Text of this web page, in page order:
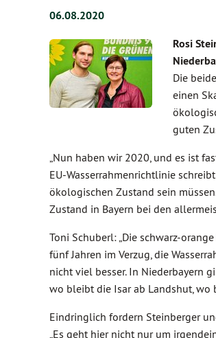
06.08.2020
Rosi
Die
einen
guten
„Nun haben wir 2020, und es ist
EU-Wasserrahmenrichtlinie
ökologischen Zustand sein
Zustand in Bayern bei den
Toni Schuberl: „Die schwarz-
fünf Jahren im Verzug, die
nicht viel besser. In Niederbayern
wo bleibt die Isar ab Landshut, wo
Eindringlich fordern Steinberger
„Es geht hier nicht nur um